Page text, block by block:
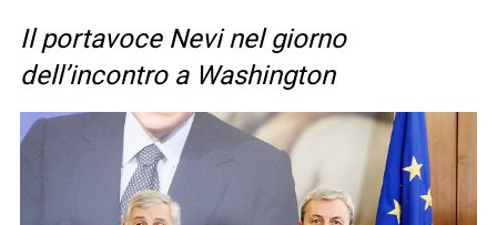
Il portavoce Nevi nel giorno
dell’incontro a Washington